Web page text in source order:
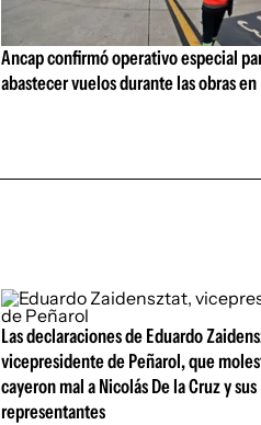
Ancap confirmó operativo especial
abastecer vuelos durante las obras en
Las declaraciones de Eduardo
vicepresidente de Peñarol, que
cayeron mal a Nicolás De la Cruz y sus
representantes